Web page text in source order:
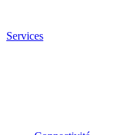
Services